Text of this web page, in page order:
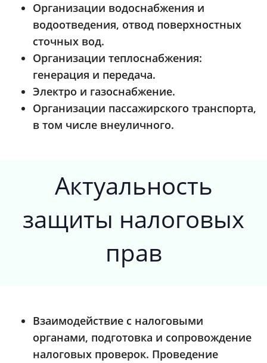
Организации водоснабжения и
водоотведения, отвод поверхностных
сточных вод.
Организации теплоснабжения:
генерация и передача.
Электро и газоснабжение.
Организации пассажирского транспорта,
в том числе внеуличного.
Актуальность
защиты налоговых
прав
Взаимодействие с налоговыми
органами, подготовка и сопровождение
налоговых проверок. Проведение